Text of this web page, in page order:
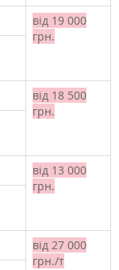
від 19 000
грн.
від 18 500
грн.
від 13 000
грн.
від 27 000
грн./т